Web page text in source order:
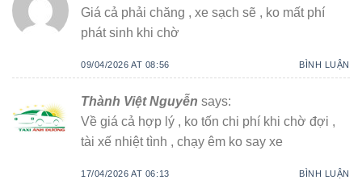
Giá cả phải chăng , xe sạch sẽ , ko mất phí
phát sinh khi chờ
09/04/2026 AT 08:56 BÌNH LUẬN
Thành Việt Nguyễn says:
Về giá cả hợp lý , ko tốn chi phí khi chờ đợi ,
tài xế nhiệt tình , chạy êm ko say xe
17/04/2026 AT 06:13 BÌNH LUẬN